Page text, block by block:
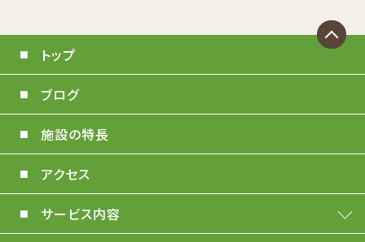
トップ
ブログ
施設の特長
アクセス
サービス内容